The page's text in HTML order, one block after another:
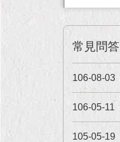
常見問答
106-08-03
106-05-11
105-05-19